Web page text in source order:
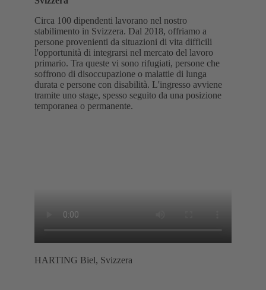
Circa 100 dipendenti lavorano nel nostro
stabilimento in Svizzera. Dal 2018, offriamo a
persone provenienti da situazioni di vita difficili
l'opportunità di integrarsi nel mercato del lavoro
primario. Tra queste vi sono rifugiati, persone che
soffrono di disoccupazione o malattie di lunga
durata e persone con disabilità. L'ingresso avviene
tramite uno stage, spesso seguito da una posizione
temporanea o permanente.
HARTING Biel, Svizzera